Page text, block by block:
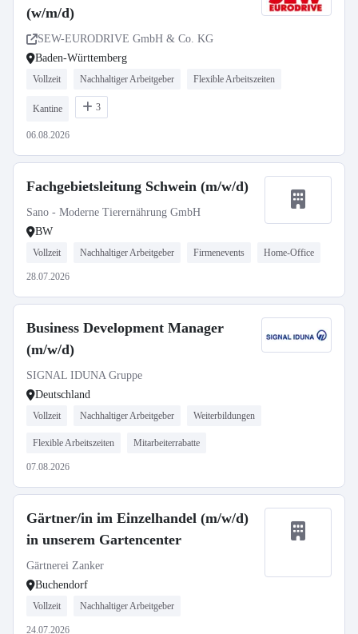
(w/m/d)
SEW-EURODRIVE GmbH & Co. KG
Baden-Württemberg
Vollzeit Nachhaltiger Arbeitgeber Flexible Arbeitszeiten
Kantine 3
06.08.2026
Fachgebietsleitung Schwein (m/w/d)
Sano - Moderne Tierernährung GmbH
BW
Vollzeit Nachhaltiger Arbeitgeber Firmenevents Home-Office
28.07.2026
Business Development Manager
(m/w/d)
SIGNAL IDUNA Gruppe
Deutschland
Vollzeit Nachhaltiger Arbeitgeber Weiterbildungen
Flexible Arbeitszeiten Mitarbeiterrabatte
07.08.2026
Gärtner/in im Einzelhandel (m/w/d)
in unserem Gartencenter
Gärtnerei Zanker
Buchendorf
Vollzeit Nachhaltiger Arbeitgeber
24.07.2026